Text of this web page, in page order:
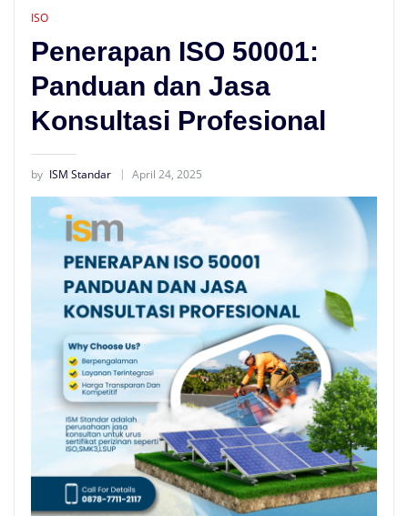
ISO
Penerapan ISO 50001:
Panduan dan Jasa
Konsultasi Profesional
by ISM Standar April 24, 2025